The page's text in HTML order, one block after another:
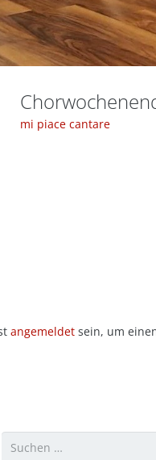
mi piace cantare
angemeldet sein, um
Suchen